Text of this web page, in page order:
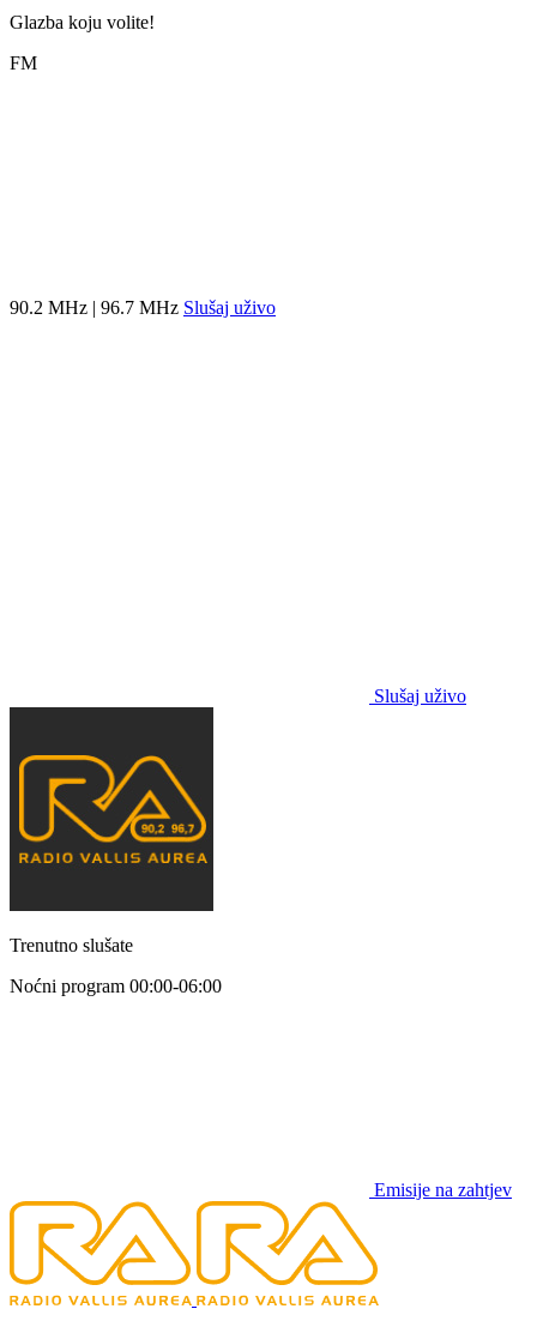
Glazba koju volite!
FM
90.2 MHz | 96.7 MHz Slušaj uživo
Slušaj uživo
Trenutno slušate
Noćni program 00:00-06:00
Emisije na zahtjev